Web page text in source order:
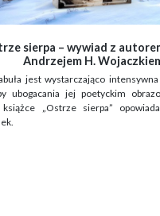
sierpa – wywiad z
Andrzejem H.
jest wystarczająco
ubogacania jej poetyckim
„Ostrze sierpa”